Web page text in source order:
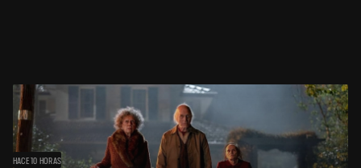
HACE 10 HORAS